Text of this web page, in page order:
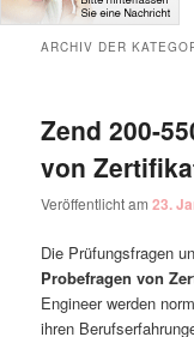
ARCHIV DER
Zend 200-
von
Veröffentlicht am23.
Die Prüfungsfragen
Probefragen von
Engineer werden
ihren